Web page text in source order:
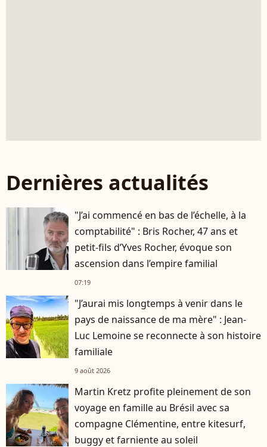
Dernières actualités
"J’ai commencé en bas de l’échelle, à la
comptabilité" : Bris Rocher, 47 ans et
petit-fils d’Yves Rocher, évoque son
ascension dans l’empire familial
07:19
"J’aurai mis longtemps à venir dans le
pays de naissance de ma mère" : Jean-
Luc Lemoine se reconnecte à son histoire
familiale
9 août 2026
Martin Kretz profite pleinement de son
voyage en famille au Brésil avec sa
compagne Clémentine, entre kitesurf,
buggy et farniente au soleil